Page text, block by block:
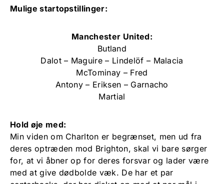
Mulige startopstillinger:
Manchester United:
Butland
Dalot – Maguire – Lindelöf – Malacia
McTominay – Fred
Antony – Eriksen – Garnacho
Martial
Hold øje med:
Min viden om Charlton er begrænset, men ud fra
deres optræden mod Brighton, skal vi bare sørger
for, at vi åbner op for deres forsvar og lader være
med at give dødbolde væk. De har et par